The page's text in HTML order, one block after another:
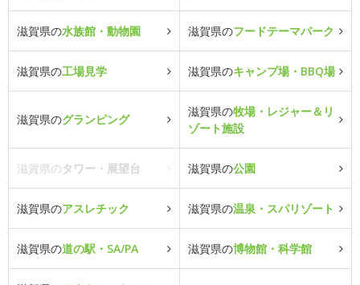
滋賀県の水族館・動物園 滋賀県のフードテーマパーク
滋賀県の工場見学 滋賀県のキャンプ場・BBQ場
滋賀県のグランピング
滋賀県の牧場・レジャー＆リ
ゾート施設
滋賀県のタワー・展望台 滋賀県の公園
滋賀県のアスレチック 滋賀県の温泉・スパリゾート
滋賀県の道の駅・SA/PA 滋賀県の博物館・科学館